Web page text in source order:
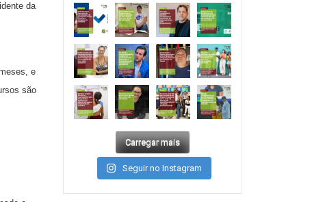
da
e
são
Carregar mais
Seguir no Instagram